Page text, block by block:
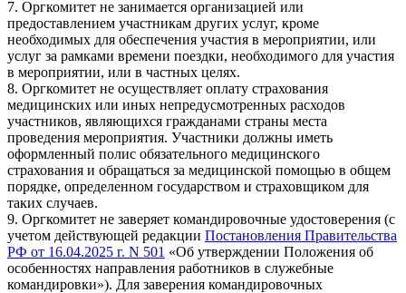
7. Оргкомитет не занимается организацией или
предоставлением участникам других услуг, кроме
необходимых для обеспечения участия в мероприятии, или
услуг за рамками времени поездки, необходимого для участия
в мероприятии, или в частных целях.
8. Оргкомитет не осуществляет оплату страхования
медицинских или иных непредусмотренных расходов
участников, являющихся гражданами страны места
проведения мероприятия. Участники должны иметь
оформленный полис обязательного медицинского
страхования и обращаться за медицинской помощью в общем
порядке, определенном государством и страховщиком для
таких случаев.
9. Оргкомитет не заверяет командировочные удостоверения (с
учетом действующей редакции Постановления Правительства
РФ от 16.04.2025 г. N 501 «Об утверждении Положения об
особенностях направления работников в служебные
командировки»). Для заверения командировочных